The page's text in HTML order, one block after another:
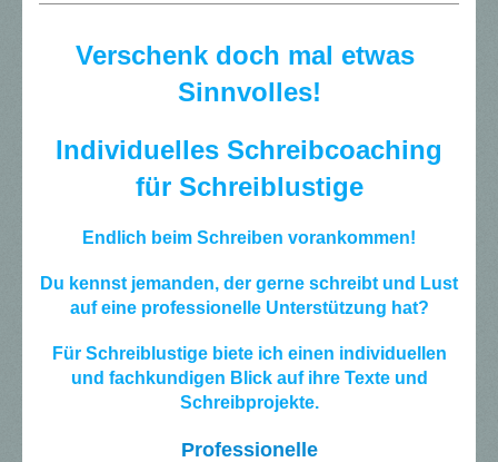
Verschenk doch mal etwas
Sinnvolles!
Individuelles Schreibcoaching
für Schreiblustige
Endlich beim Schreiben vorankommen!
Du kennst jemanden, der gerne schreibt und Lust
auf eine professionelle Unterstützung hat?
Für Schreiblustige biete ich einen individuellen
und fachkundigen Blick auf ihre Texte und
Schreibprojekte.
Professionelle